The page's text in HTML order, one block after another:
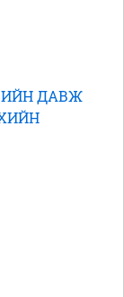
ДАВЖ